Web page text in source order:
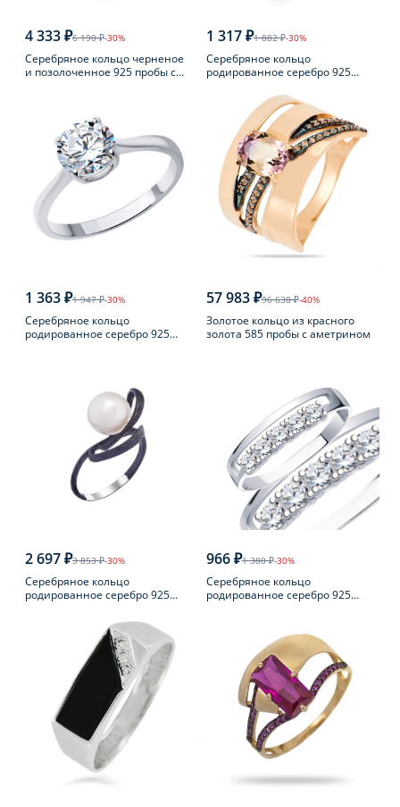
4 333 ₽6 190 ₽-30%
Серебряное кольцо черненое
и позолоченное 925 пробы с
1 317 ₽1 882 ₽-30%
Серебряное кольцо
родированное серебро 925
1 363 ₽1 947 ₽-30%
Серебряное кольцо
родированное серебро 925
57 983 ₽96 638 ₽-40%
Золотое кольцо из красного
золота 585 пробы с аметрином
2 697 ₽3 853 ₽-30%
Серебряное кольцо
родированное серебро 925
966 ₽1 380 ₽-30%
Серебряное кольцо
родированное серебро 925